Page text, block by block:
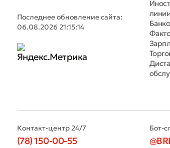
Последнее обновление сайта:
06.08.2026 21:15:14
Контакт-центр 24/7
(78) 150-00-55
Бот-